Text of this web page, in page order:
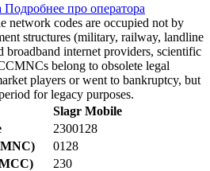
Подробнее про оператора
network codes are occupied not by
structures (military, railway, landline
broadband internet providers, scientific
belong to obsolete legal
players or went to bankruptcy, but
for legacy purposes.
Slagr Mobile
2300128
0128
230